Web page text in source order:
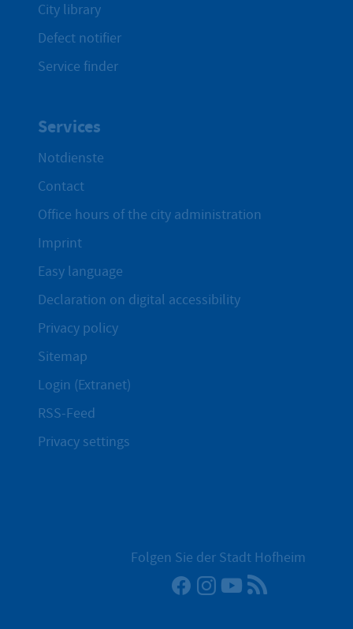
City library
Defect notifier
Service finder
Services
Notdienste
Contact
Office hours of the city administration
Imprint
Easy language
Declaration on digital accessibility
Privacy policy
Sitemap
Login (Extranet)
RSS-Feed
Privacy settings
Folgen Sie der Stadt Hofheim
Facebook
Instagram
YouTube